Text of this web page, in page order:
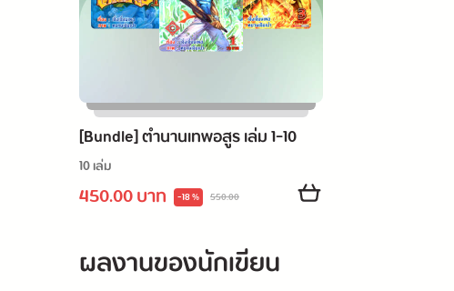
[Bundle] ตำนานเทพอสูร เล่ม 1-10
10 เล่ม
450.00 บาท -18 % 550.00
ผลงานของนักเขียน